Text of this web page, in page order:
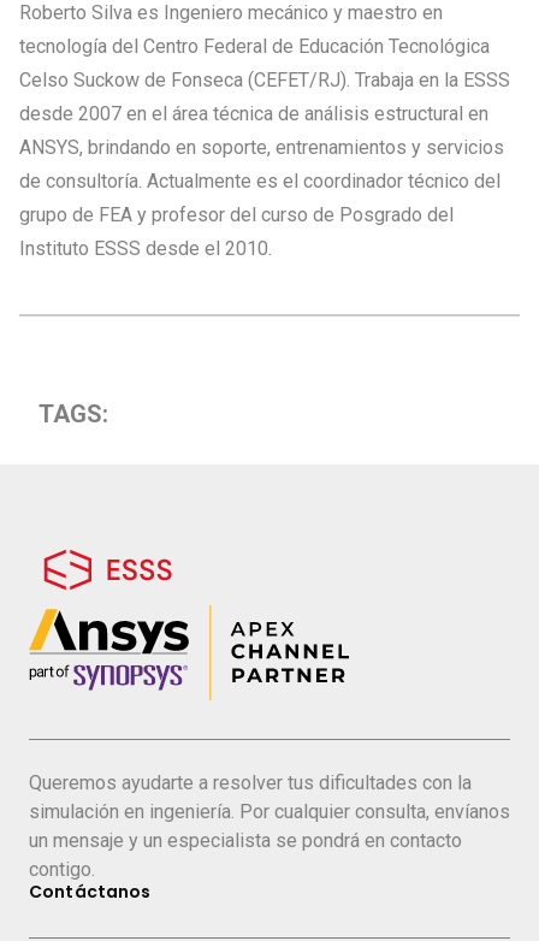
Roberto Silva es Ingeniero mecánico y maestro en
tecnología del Centro Federal de Educación Tecnológica
Celso Suckow de Fonseca (CEFET/RJ). Trabaja en la ESSS
desde 2007 en el área técnica de análisis estructural en
ANSYS, brindando en soporte, entrenamientos y servicios
de consultoría. Actualmente es el coordinador técnico del
grupo de FEA y profesor del curso de Posgrado del
Instituto ESSS desde el 2010.
TAGS:
Queremos ayudarte a resolver tus dificultades con la
simulación en ingeniería. Por cualquier consulta, envíanos
un mensaje y un especialista se pondrá en contacto
contigo.
Contáctanos